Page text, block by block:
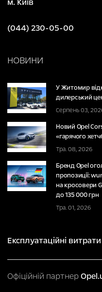
(044) 230-05-00
НОВИНИ
У Житомир
дилерський
Серпень 03,
Новий Opel
«гарячого
Тра. 08, 2026
Бренд Opel
пропозиції:
на кросовери
до 135 000 грн
Тра. 01, 2026
Експлуатаційні
Офіційній партнер